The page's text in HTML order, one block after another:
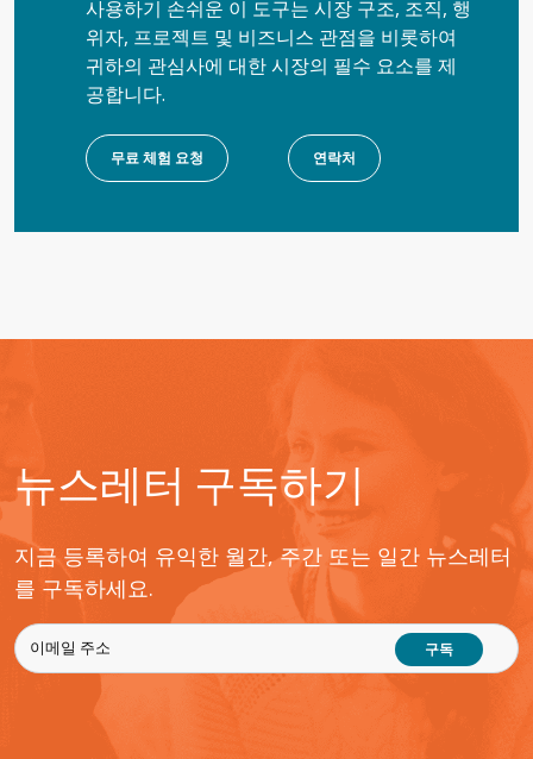
사용하기 손쉬운 이 도구는 시장 구조, 조직, 행
위자, 프로젝트 및 비즈니스 관점을 비롯하여
귀하의 관심사에 대한 시장의 필수 요소를 제
공합니다.
무료 체험 요청 연락처
뉴스레터 구독하기
지금 등록하여 유익한 월간, 주간 또는 일간 뉴스레터
를 구독하세요.
구독